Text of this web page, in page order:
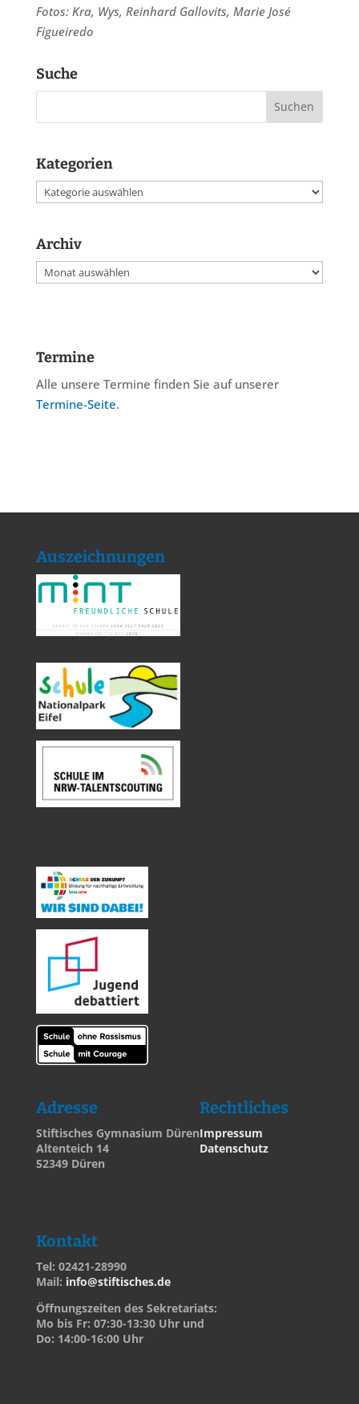
Fotos: Kra, Wys, Reinhard Gallovits, Marie José
Figueiredo
Suche
Kategorien
Kategorien
Archiv
Archiv
Termine
Alle unsere Termine finden Sie auf unserer
Termine-Seite.
Auszeichnungen
Adresse
Stiftisches Gymnasium Düren
Altenteich 14
52349 Düren
Rechtliches
Impressum
Datenschutz
Kontakt
Tel: 02421-28990
Mail: info@stiftisches.de
Öffnungszeiten des Sekretariats:
Mo bis Fr: 07:30-13:30 Uhr und
Do: 14:00-16:00 Uhr